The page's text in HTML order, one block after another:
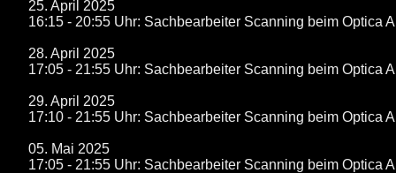
25. April 2025
16:15 - 20:55 Uhr: Sachbearbeiter Scanning beim Optica
28. April 2025
17:05 - 21:55 Uhr: Sachbearbeiter Scanning beim Optica
29. April 2025
17:10 - 21:55 Uhr: Sachbearbeiter Scanning beim Optica
05. Mai 2025
17:05 - 21:55 Uhr: Sachbearbeiter Scanning beim Optica